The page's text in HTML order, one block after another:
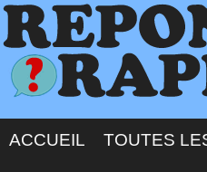
ACCUEIL TOUTES